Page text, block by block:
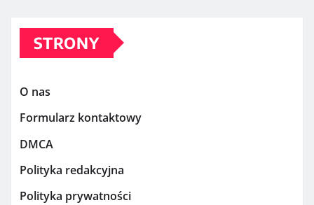
STRONY
O nas
Formularz kontaktowy
DMCA
Polityka redakcyjna
Polityka prywatności